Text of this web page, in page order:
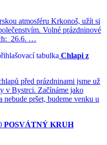
atmosféru Krkonoš, užít si
Volné prázdninové
26.6. …
tabulka Chlapi z
před prázdninami jsme už
v Bystrci. Začínáme jako
pršet, budeme venku u
POSVÁTNÝ KRUH